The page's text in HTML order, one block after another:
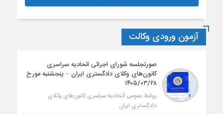
آزمون ورودی وکالت
صورتجلسه شورای اجرائی اتحادیه سراسری
کانون‌های وکلای دادگستری ایران – پنجشنبه مورخ
۱۴۰۵/۰۳/۲۸
روابط عمومی اتحادیه سراسری کانون‌های وکلای
دادگستری ایران